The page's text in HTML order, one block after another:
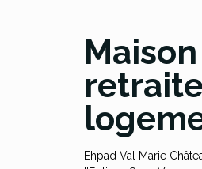
Ehpad Val Marie